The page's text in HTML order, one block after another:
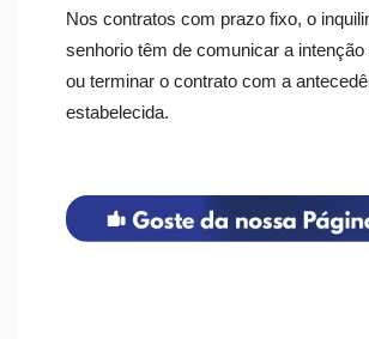
Nos contratos com prazo fixo, o
senhorio têm de comunicar a
ou terminar o contrato com a
estabelecida.